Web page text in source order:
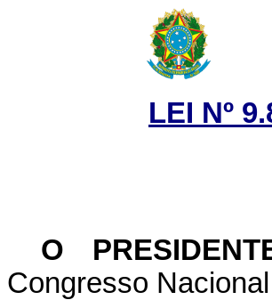
LEI Nº
O
Congresso